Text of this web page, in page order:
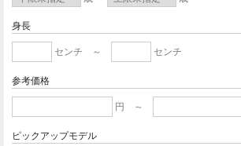
身長
センチ ～ センチ
参考価格
円 ～
ピックアップモデル